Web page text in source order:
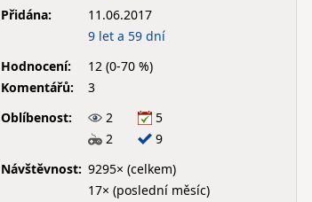
Přidána:
11.06.2017
9 let a 59 dní
Hodnocení:
12 (0-70 %)
Komentářů:
3
Oblíbenost:
2
5
2
9
Návštěvnost: 9295× (celkem)
17× (poslední měsíc)